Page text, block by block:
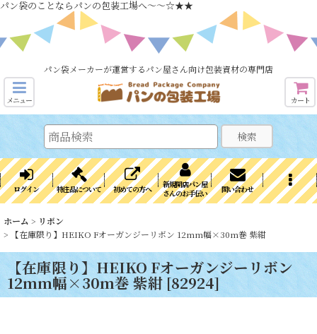
パン袋のことならパンの包装工場へ～～☆★★
パン袋メーカーが運営するパン屋さん向け包装資材の専門店
メニュー カート
検索
ログイン 特注品について 初めての方へ
新規開店パン屋
さんのお手伝い
問い合わせ
ホーム > リボン
>
【在庫限り】HEIKO Fオーガンジーリボン 12mm幅×30m巻 紫紺
【在庫限り】HEIKO Fオーガンジーリボン
12mm幅×30m巻 紫紺 [82924]